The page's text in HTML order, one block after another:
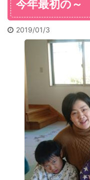
今年最初の～
2019/01/3